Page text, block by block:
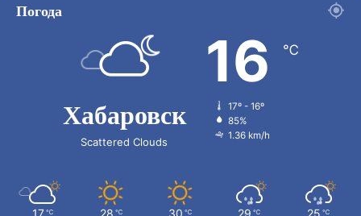
Погода
Хабаровск
Scattered Clouds
16 ℃
17º - 16º
85%
1.36 km/h
℃ ℃ ℃ ℃ ℃